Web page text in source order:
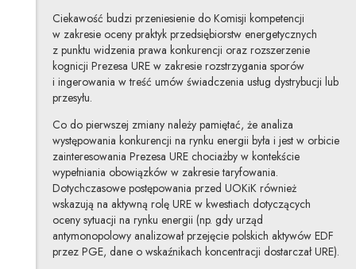
Ciekawość budzi przeniesienie do Komisji kompetencji
w zakresie oceny praktyk przedsiębiorstw energetycznych
z punktu widzenia prawa konkurencji oraz rozszerzenie
kognicji Prezesa URE w zakresie rozstrzygania sporów
i ingerowania w treść umów świadczenia usług dystrybucji lub
przesyłu.
Co do pierwszej zmiany należy pamiętać, że analiza
występowania konkurencji na rynku energii była i jest w orbicie
zainteresowania Prezesa URE chociażby w kontekście
wypełniania obowiązków w zakresie taryfowania.
Dotychczasowe postępowania przed UOKiK również
wskazują na aktywną rolę URE w kwestiach dotyczących
oceny sytuacji na rynku energii (np. gdy urząd
antymonopolowy analizował przejęcie polskich aktywów EDF
przez PGE, dane o wskaźnikach koncentracji dostarczał URE).